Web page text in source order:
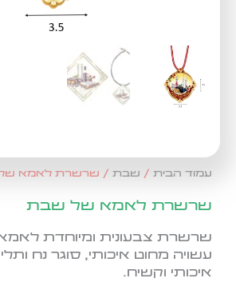
עמוד הבית/שבת/ שרשרת לאמא של
שרשרת לאמא של שבת
שרשרת צבעונית ומיוחדת
עשויה מחוט איכותי, סוגר נח
איכותי וקשיח.